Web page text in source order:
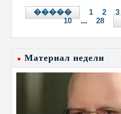
����� 1 2 3
10
... 28
Материал недели